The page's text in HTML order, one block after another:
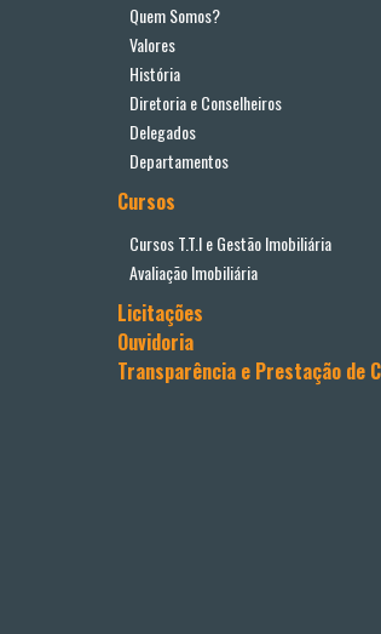
Quem Somos?
Valores
História
Diretoria e Conselheiros
Delegados
Departamentos
Cursos
Cursos T.T.I e Gestão Imobiliária
Avaliação Imobiliária
Licitações
Ouvidoria
Transparência e Prestação de